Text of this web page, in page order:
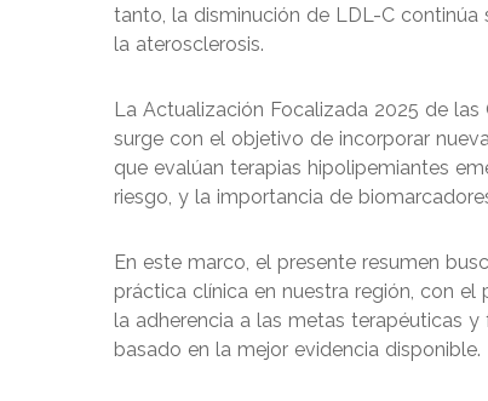
tanto, la disminución de LDL-C
la aterosclerosis.
La Actualización Focalizada 2025 de
surge con el objetivo de incorporar
que evalúan terapias hipolipemiantes
riesgo, y la importancia de
En este marco, el presente resumen
práctica clínica en nuestra región, con
la adherencia a las metas terapéuticas
basado en la mejor evidencia disponible.